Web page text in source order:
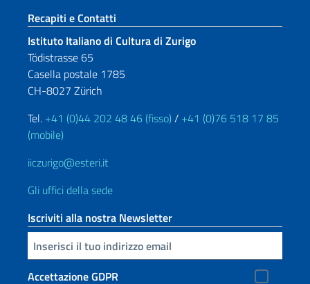
Sezione footer
Recapiti e Contatti
Istituto Italiano di Cultura di Zurigo
Tödistrasse 65
Casella postale 1785
CH-8027 Zürich
Tel. +41 (0)44 202 48 46 (fisso) / +41 (0)76 518 17 85
(mobile)
iiczurigo@esteri.it
Gli uffici della sede
Iscriviti alla nostra Newsletter
Inserisci la tua email
Accettazione GDPR